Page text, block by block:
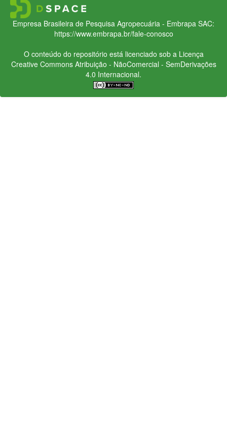
Empresa Brasileira de Pesquisa Agropecuária - Embrapa SAC:
https://www.embrapa.br/fale-conosco
O conteúdo do repositório está licenciado sob a Licença
Creative CommonsAtribuição - NãoComercial - SemDerivações
4.0 Internacional.